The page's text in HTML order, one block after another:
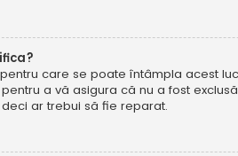
care se poate întâmpla acest
a vă asigura că nu a fost
ar trebui să fie reparat.